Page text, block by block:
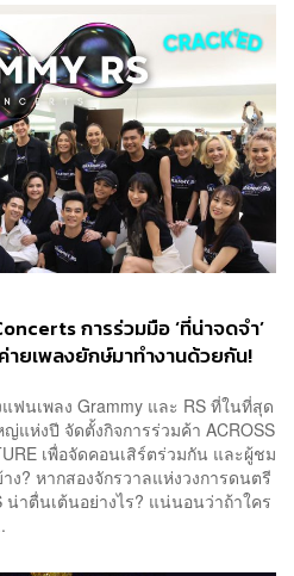
การร่วมมือ ‘ที่น่าจดจำ’
ค่ายเพลงยักษ์มาทำงานด้วยกัน!
นเพลง Grammy และ RS ที่ในที่สุด
ญ่แห่งปี จัดตั้งกิจการร่วมค้า ACROSS
เพื่อจัดคอนเสิร์ตร่วมกัน และผู้ชม
าง? หากสองจักรวาลแห่งวงการดนตรี
าตื่นเต้นอย่างไร? แน่นอนว่าถ้าใคร